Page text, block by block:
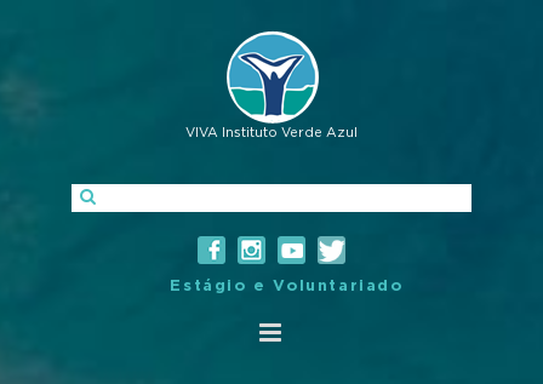
VIVA Instituto Verde Azul
Estágio e Voluntariado